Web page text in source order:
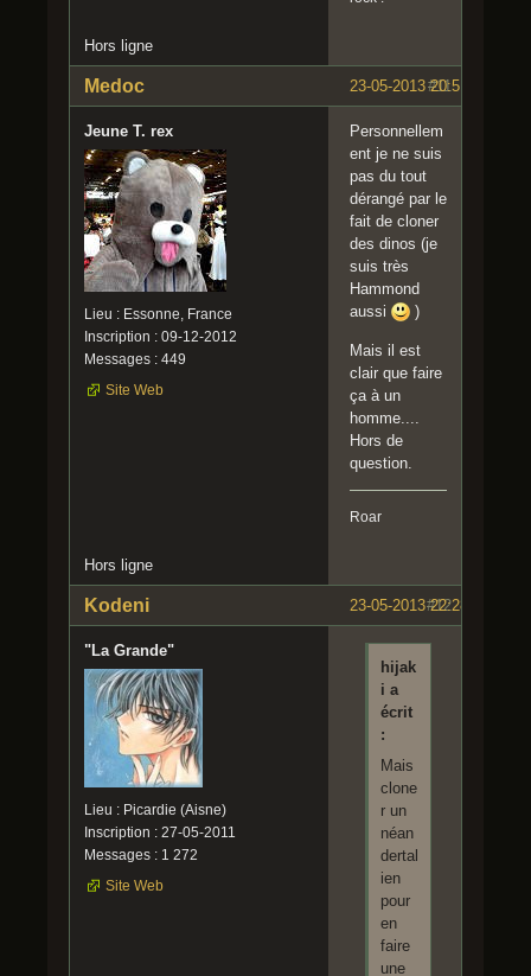
Hors ligne
#11
23-05-2013 20:51:33
Medoc
Jeune T. rex
Lieu : Essonne, France
Inscription : 09-12-2012
Messages : 449
Site Web
Personnellem
ent je ne suis
pas du tout
dérangé par le
fait de cloner
des dinos (je
suis très
Hammond
aussi
)
Mais il est
clair que faire
ça à un
homme....
Hors de
question.
Roar
Hors ligne
#12
23-05-2013 22:28:01
Kodeni
"La Grande"
Lieu : Picardie (Aisne)
Inscription : 27-05-2011
Messages : 1 272
Site Web
hijak
i a
écrit
:
Mais
clone
r un
néan
dertal
ien
pour
en
faire
une